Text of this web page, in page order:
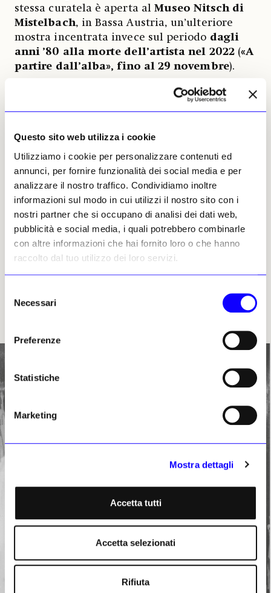
Questo sito web utilizza i cookie
Utilizziamo i cookie per personalizzare contenuti ed
annunci, per fornire funzionalità dei social media e per
analizzare il nostro traffico. Condividiamo inoltre
informazioni sul modo in cui utilizzi il nostro sito con i
nostri partner che si occupano di analisi dei dati web,
pubblicità e social media, i quali potrebbero combinarle
con altre informazioni che hai fornito loro o che hanno
raccolto dal tuo utilizzo dei loro servizi.
delNecessari
Preferenze
Statistiche
Marketing
Mostra dettagli
Accetta tutti
Accetta selezionati
Rifiuta
stessa curatela è aperta al Museo Nitsch di
Mistelbach, in Bassa Austria, un’ulteriore
mostra incentrata invece sul periodo dagli
anni ’80 alla morte dell’artista nel 2022(«A
partire dall’alba», fino al 29 novembre).
Anche in quel contesto museale l’effetto
sorpresa non manca, in particolare grazie alla
dagli anni 2000, tutte provenienti dalla
collezione di Prinzendorf, che testimoniano di
una svolta pittorica verso un’astrazione
abitata da colori delicati e luminosi.
In questa doppia carrellata primaverile resta
quindi escluso il periodo che coincide con la
produzione centrale di Nitsch, che è però allo
stesso tempo la fase più conosciuta